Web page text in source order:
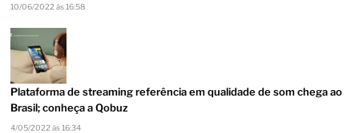
10/06/2022 às 16:58
Plataforma de streaming referência em qualidade de som chega ao
Brasil; conheça a Qobuz
4/05/2022 às 16:34